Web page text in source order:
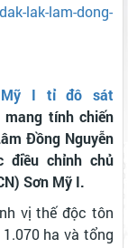
lak-lam-dong-
Mỹ I tỉ đô sát
tính chiến
Đồng Nguyễn
điều chỉnh chủ
Sơn Mỹ I.
vị thế độc tôn
ha và tổng